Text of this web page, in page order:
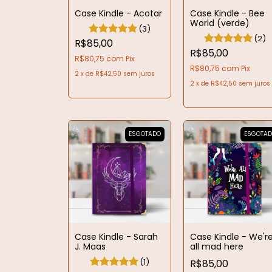
Case Kindle - Acotar
(3)
R$85,00
R$80,75 com Pix
2 x de R$42,50 sem juros
Case Kindle - Bee
World (verde)
(2)
R$85,00
R$80,75 com Pix
2 x de R$42,50 sem juros
ESGOTADO
Case Kindle - Sarah
J. Maas
(1)
Case Kindle -
all mad here
R$85,00